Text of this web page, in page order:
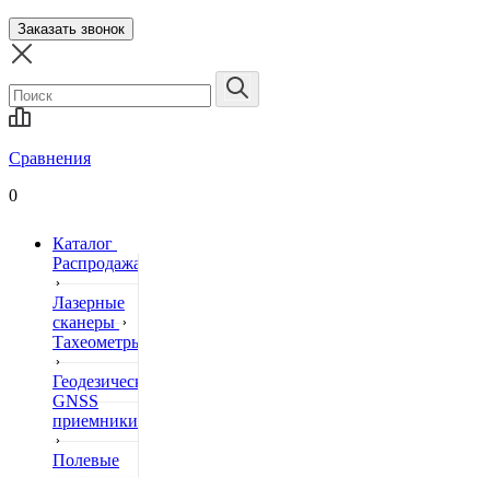
Заказать звонок
Сравнения
0
Каталог
Распродажа
Лазерные
сканеры
Тахеометры
Геодезические
GNSS
приемники
Полевые